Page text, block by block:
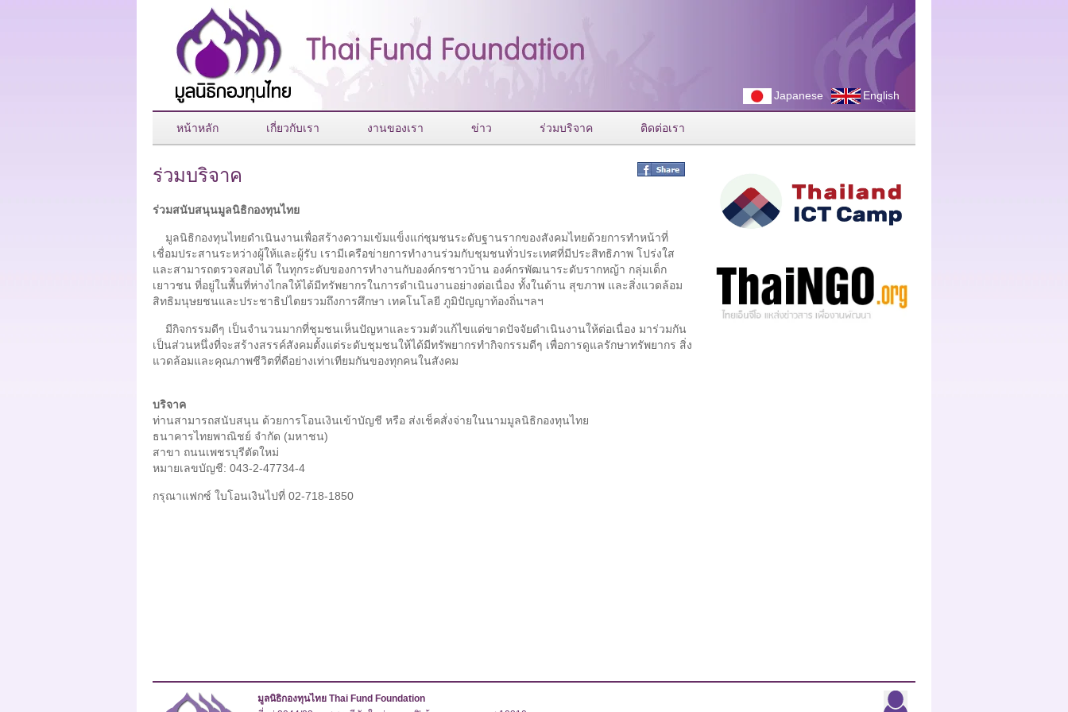
English
Japanese
หน้าหลัก เกี่ยวกับเรา งานของเรา ข่าว ร่วมบริจาค ติดต่อเรา
ร่วมบริจาค
ร่วมสนับสนุนมูลนิธิกองทุนไทย
มูลนิธิกองทุนไทยดำเนินงานเพื่อสร้างความเข้มแข็งแก่ชุมชนระดับฐานรากของสังคมไทยด้วยการทำหน้าที่
เชื่อมประสานระหว่างผู้ให้และผู้รับ เรามีเครือข่ายการทำงานร่วมกับชุมชนทั่วประเทศที่มีประสิทธิภาพ โปร่งใส
และสามารถตรวจสอบได้ ในทุกระดับของการทำงานกับองค์กรชาวบ้าน องค์กรพัฒนาระดับรากหญ้า กลุ่มเด็ก
เยาวชน ที่อยู่ในพื้นที่ห่างไกลให้ได้มีทรัพยากรในการดำเนินงานอย่างต่อเนื่อง ทั้งในด้าน สุขภาพ และสิ่งแวดล้อม
สิทธิมนุษยชนและประชาธิปไตยรวมถึงการศึกษา เทคโนโลยี ภูมิปัญญาท้องถิ่นฯลฯ
มีกิจกรรมดีๆ เป็นจำนวนมากที่ชุมชนเห็นปัญหาและรวมตัวแก้ไขแต่ขาดปัจจัยดำเนินงานให้ต่อเนื่อง มาร่วมกัน
เป็นส่วนหนึ่งที่จะสร้างสรรค์สังคมตั้งแต่ระดับชุมชนให้ได้มีทรัพยากรทำกิจกรรมดีๆ เพื่อการดูแลรักษาทรัพยากร สิ่ง
แวดล้อมและคุณภาพชีวิตที่ดีอย่างเท่าเทียมกันของทุกคนในสังคม
บริจาค
ท่านสามารถสนับสนุน ด้วยการโอนเงินเข้าบัญชี หรือ ส่งเช็คสั่งจ่ายในนามมูลนิธิกองทุนไทย
ธนาคารไทยพาณิชย์ จำกัด (มหาชน)
สาขา ถนนเพชรบุรีตัดใหม่
หมายเลขบัญชี: 043-2-47734-4
กรุณาแฟกซ์ ใบโอนเงินไปที่ 02-718-1850
มูลนิธิกองทุนไทย Thai Fund Foundation